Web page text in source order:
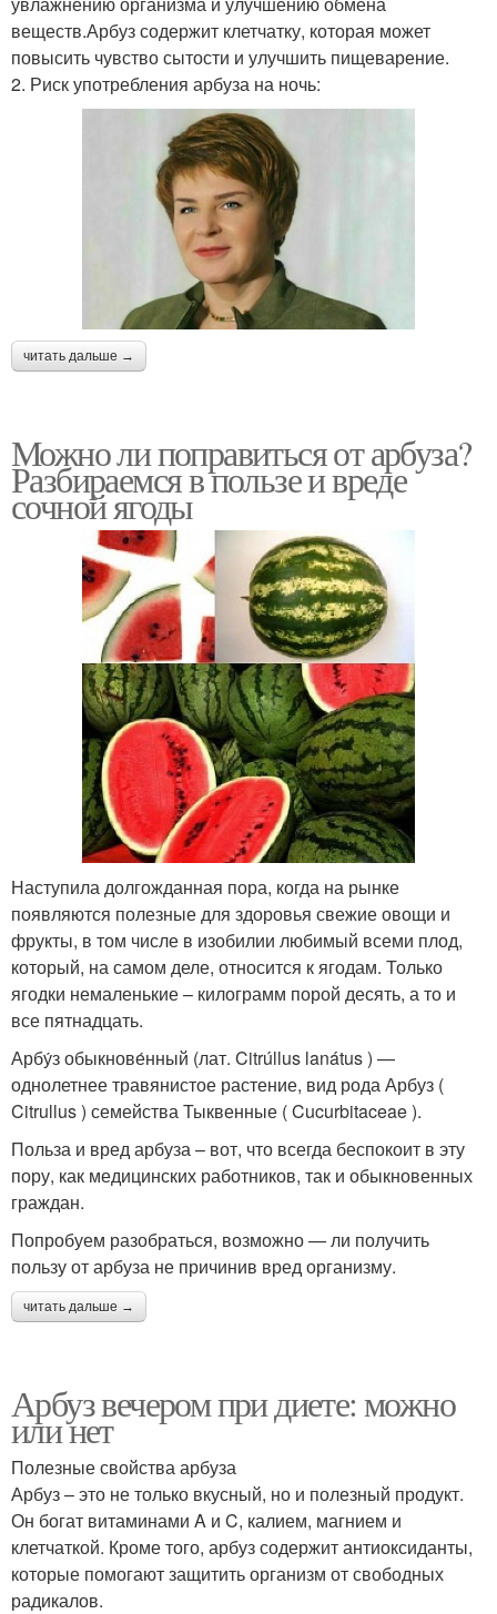
веществ.Арбуз содержит клетчатку, которая может
повысить чувство сытости и улучшить пищеварение.
2. Риск употребления арбуза на ночь:
читать дальше →
Можно ли поправиться от арбуза?
Разбираемся в пользе и вреде
сочной ягоды
Наступила долгожданная пора, когда на рынке
появляются полезные для здоровья свежие овощи и
фрукты, в том числе в изобилии любимый всеми плод,
который, на самом деле, относится к ягодам. Только
ягодки немаленькие – килограмм порой десять, а то и
все пятнадцать.
Арбу́з обыкнове́нный (лат. Citrúllus lanátus ) —
однолетнее травянистое растение, вид рода Арбуз (
Citrullus ) семейства Тыквенные ( Cucurbitaceae ).
Польза и вред арбуза – вот, что всегда беспокоит в эту
пору, как медицинских работников, так и обыкновенных
граждан.
Попробуем разобраться, возможно — ли получить
пользу от арбуза не причинив вред организму.
читать дальше →
Арбуз вечером при диете: можно
или нет
Полезные свойства арбуза
Арбуз – это не только вкусный, но и полезный продукт.
Он богат витаминами A и C, калием, магнием и
клетчаткой. Кроме того, арбуз содержит антиоксиданты,
которые помогают защитить организм от свободных
радикалов.